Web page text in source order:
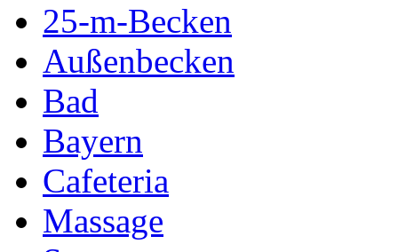
25-m-Becken
Außenbecken
Bad
Bayern
Cafeteria
Massage